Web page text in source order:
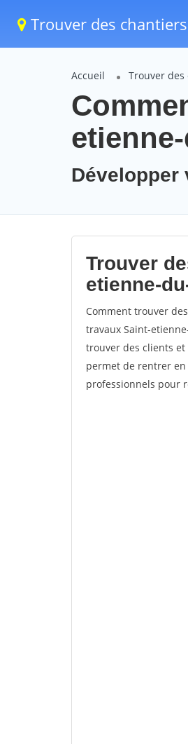
Trouver des chantiers
Accueil Trouver
Développer
Trouver
etienne-
Comment trouver
travaux Saint-
trouver des clients
permet de rentrer
professionnels pour